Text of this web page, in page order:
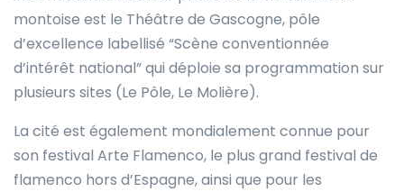
montoise est le Théâtre de Gascogne, pôle
d’excellence labellisé “Scène conventionnée
d’intérêt national” qui déploie sa programmation sur
plusieurs sites (Le Pôle, Le Molière).
La cité est également mondialement connue pour
son festival Arte Flamenco, le plus grand festival de
flamenco hors d’Espagne, ainsi que pour les